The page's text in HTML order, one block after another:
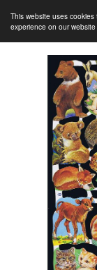
This website uses
experience on our website